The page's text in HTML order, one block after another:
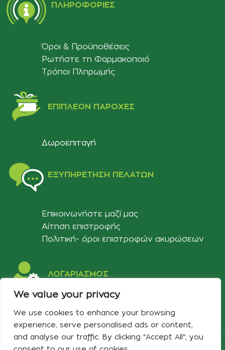
We value your privacy
We use cookies to enhance your browsing
experience, serve personalised ads or content,
and analyse our traffic. By clicking "Accept All", you
ΠΛΗΡΟΦΟΡΊΕΣ
Όροι & Προϋποθέσεις
Ρωτήστε τη Φαρμακοποιό
Τρόποι Πληρωμής
ΕΠΙΠΛΈΟΝ ΠΑΡΟΧΈΣ
Δωροεπιταγή
ΕΞΥΠΗΡΈΤΗΣΗ ΠΕΛΑΤΏΝ
Επικοινωνήστε μαζί μας
Αίτηση επιστροφής
Πολιτική- όροι επιστροφών ακυρώσεων
ΛΟΓΑΡΙΑΣΜΟΣ
Στοιχεία λογαριασμού
Λίστα αγαπημένων
Copyright 2024 Developed & Designed byBest Cybernetics